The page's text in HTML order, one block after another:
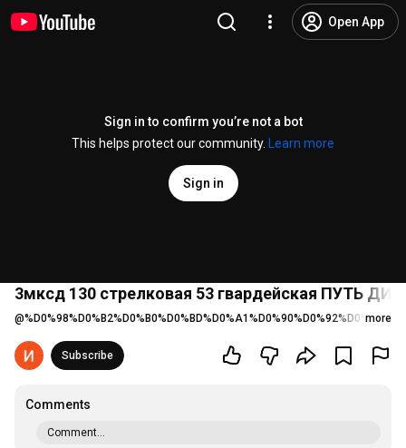
Open App
Sign in to confirm you’re not a bot
This helps protect our community.
Learn more
Sign in
3мксд 130 стрелковая 53 гвардейская ПУТЬ
@ more
Subscribe
Comments
Comment...